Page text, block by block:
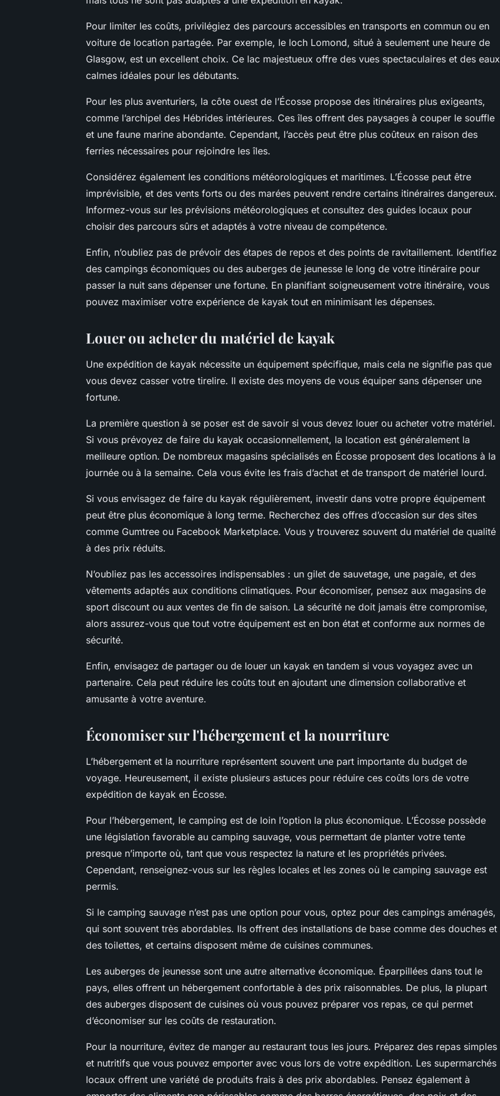
Pour limiter les coûts, privilégiez des parcours accessibles en transports en commun ou en
voiture de location partagée. Par exemple, le loch Lomond, situé à seulement une heure de
Glasgow, est un excellent choix. Ce lac majestueux offre des vues spectaculaires et des eaux
calmes idéales pour les débutants.
Pour les plus aventuriers, la côte ouest de l’Écosse propose des itinéraires plus exigeants,
comme l’archipel des Hébrides intérieures. Ces îles offrent des paysages à couper le souffle
et une faune marine abondante. Cependant, l’accès peut être plus coûteux en raison des
ferries nécessaires pour rejoindre les îles.
Considérez également les conditions météorologiques et maritimes. L’Écosse peut être
imprévisible, et des vents forts ou des marées peuvent rendre certains itinéraires dangereux.
Informez-vous sur les prévisions météorologiques et consultez des guides locaux pour
choisir des parcours sûrs et adaptés à votre niveau de compétence.
Enfin, n’oubliez pas de prévoir des étapes de repos et des points de ravitaillement. Identifiez
des campings économiques ou des auberges de jeunesse le long de votre itinéraire pour
passer la nuit sans dépenser une fortune. En planifiant soigneusement votre itinéraire, vous
pouvez maximiser votre expérience de kayak tout en minimisant les dépenses.
Louer ou acheter du matériel de kayak
Une expédition de kayak nécessite un équipement spécifique, mais cela ne signifie pas que
vous devez casser votre tirelire. Il existe des moyens de vous équiper sans dépenser une
fortune.
La première question à se poser est de savoir si vous devez louer ou acheter votre matériel.
Si vous prévoyez de faire du kayak occasionnellement, la location est généralement la
meilleure option. De nombreux magasins spécialisés en Écosse proposent des locations à la
journée ou à la semaine. Cela vous évite les frais d’achat et de transport de matériel lourd.
Si vous envisagez de faire du kayak régulièrement, investir dans votre propre équipement
peut être plus économique à long terme. Recherchez des offres d’occasion sur des sites
comme Gumtree ou Facebook Marketplace. Vous y trouverez souvent du matériel de qualité
à des prix réduits.
N’oubliez pas les accessoires indispensables : un gilet de sauvetage, une pagaie, et des
vêtements adaptés aux conditions climatiques. Pour économiser, pensez aux magasins de
sport discount ou aux ventes de fin de saison. La sécurité ne doit jamais être compromise,
alors assurez-vous que tout votre équipement est en bon état et conforme aux normes de
sécurité.
Enfin, envisagez de partager ou de louer un kayak en tandem si vous voyagez avec un
partenaire. Cela peut réduire les coûts tout en ajoutant une dimension collaborative et
amusante à votre aventure.
Économiser sur l'hébergement et la nourriture
L’hébergement et la nourriture représentent souvent une part importante du budget de
voyage. Heureusement, il existe plusieurs astuces pour réduire ces coûts lors de votre
expédition de kayak en Écosse.
Pour l’hébergement, le camping est de loin l’option la plus économique. L’Écosse possède
une législation favorable au camping sauvage, vous permettant de planter votre tente
presque n’importe où, tant que vous respectez la nature et les propriétés privées.
Cependant, renseignez-vous sur les règles locales et les zones où le camping sauvage est
permis.
Si le camping sauvage n’est pas une option pour vous, optez pour des campings aménagés,
qui sont souvent très abordables. Ils offrent des installations de base comme des douches et
des toilettes, et certains disposent même de cuisines communes.
Les auberges de jeunesse sont une autre alternative économique. Éparpillées dans tout le
pays, elles offrent un hébergement confortable à des prix raisonnables. De plus, la plupart
des auberges disposent de cuisines où vous pouvez préparer vos repas, ce qui permet
d’économiser sur les coûts de restauration.
Pour la nourriture, évitez de manger au restaurant tous les jours. Préparez des repas simples
et nutritifs que vous pouvez emporter avec vous lors de votre expédition. Les supermarchés
locaux offrent une variété de produits frais à des prix abordables. Pensez également à